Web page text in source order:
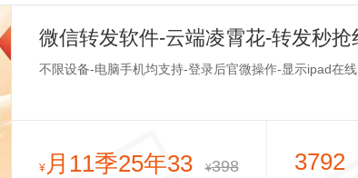
微信转发软件-云端凌霄花-转发秒
不限设备-电脑手机均支持-登录后官微操作-显示ipad在线
¥月11季25年33 ¥398 3792